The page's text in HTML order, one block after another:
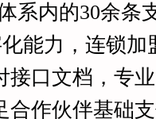
内的30余条
能力，连锁加
接口文档，专
合作伙伴基础